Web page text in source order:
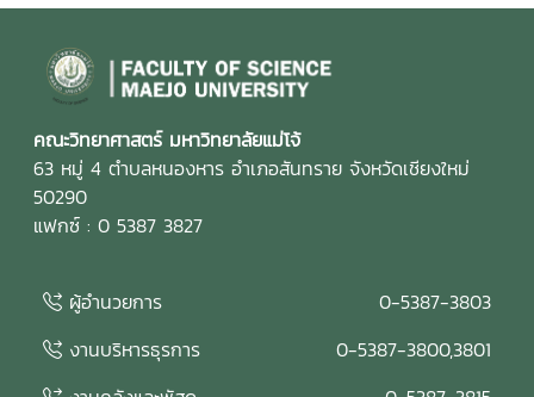
คณะวิทยาศาสตร์ มหาวิทยาลัยแม่โจ้
63 หมู่ 4 ตำบลหนองหาร อำเภอสันทราย จังหวัดเชียงใหม่
50290
แฟกซ์ : 0 5387 3827
ผู้อำนวยการ
0-5387-3803
งานบริหารธุรการ
0-5387-3800,3801